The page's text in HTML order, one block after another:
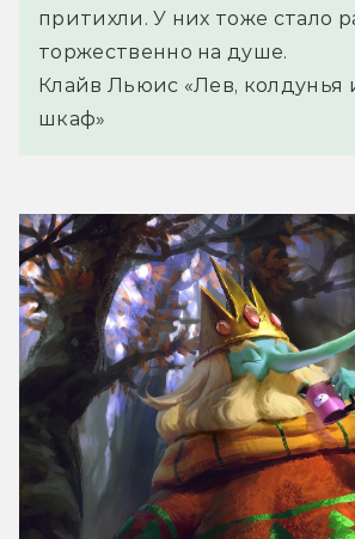
притихли. У них тоже стало
торжественно на душе.
Клайв Льюис «Лев, колдунья
шкаф»